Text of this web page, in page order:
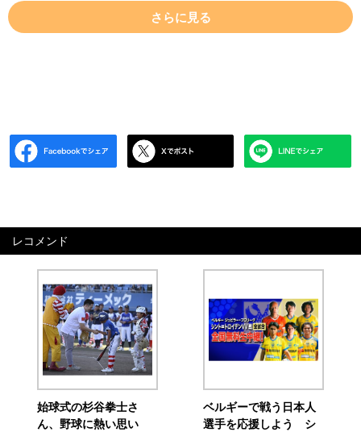
さらに見る
レコメンド
始球式の杉谷拳士さ
ん、野球に熱い思い
ベルギーで戦う日本人
選手を応援しよう シ